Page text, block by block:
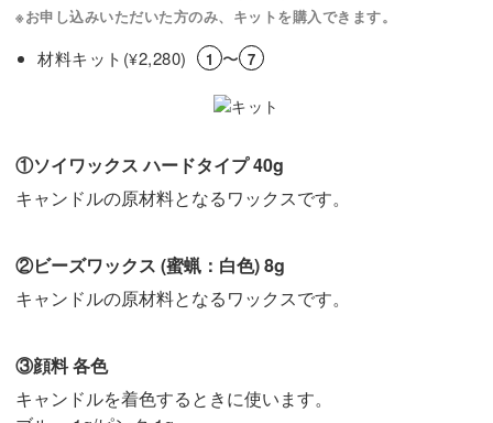
※お申し込みいただいた方のみ、キットを購入できます。
材料キット(¥2,280) 1 〜 7
①ソイワックス ハードタイプ 40g
キャンドルの原材料となるワックスです。
②ビーズワックス (蜜蝋：白色) 8g
キャンドルの原材料となるワックスです。
③顔料 各色
キャンドルを着色するときに使います。